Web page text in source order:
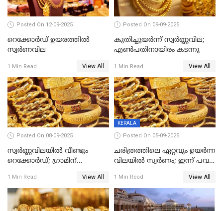
Posted On 12-09-2025
റെക്കോര്‍ഡ് ഉയരത്തിൽ
സ്വര്‍ണവില
1 Min Read View All
Posted On 09-09-2025
കുതിച്ചുയർന്ന് സ്വർണ്ണവില;
എണ്‍പതിനായിരം കടന്നു
1 Min Read View All
Posted On 08-09-2025
സ്വർണ്ണവിലയിൽ വീണ്ടും
റെക്കോർഡ്; ഗ്രാമിന്
രൂപ മാത്രം കുറവ്
1 Min Read View All
KERALA
Posted On 05-09-2025
ചരിത്രത്തിലെ ഏറ്റവും ഉയർന്ന
വിലയിൽ സ്വർണം; ഇന്ന് പവന്
1 Min Read View All